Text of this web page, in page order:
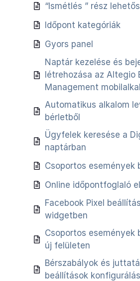
“Ismétlés ” rész
Időpont kategóriák
Gyors panel
Naptár kezelése és
létrehozása az Altegio
Management
Automatikus alkalom
bérletből
Ügyfelek keresése a
naptárban
Csoportos események
Online időpontfoglaló
Facebook Pixel
widgetben
Csoportos események
új felületen
Bérszabályok és
beállítások